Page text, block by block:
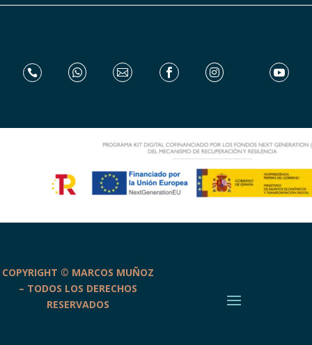
     
COPYRIGHT © MARCOS MUÑOZ
– TODOS LOS DERECHOS
RESERVADOS